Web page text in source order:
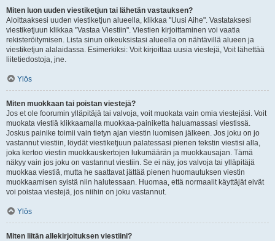
Miten luon uuden viestiketjun tai lähetän vastauksen?
Aloittaaksesi uuden viestiketjun alueella, klikkaa "Uusi Aihe". Vastataksesi
viestiketjuun klikkaa "Vastaa Viestiin". Viestien kirjoittaminen voi vaatia
rekisteröitymisen. Lista sinun oikeuksistasi alueella on nähtävillä alueen ja
viestiketjun alalaidassa. Esimerkiksi: Voit kirjoittaa uusia viestejä, Voit lähettää
liitetiedostoja, jne.
Ylös
Miten muokkaan tai poistan viestejä?
Jos et ole foorumin ylläpitäjä tai valvoja, voit muokata vain omia viestejäsi. Voit
muokata viestiä klikkaamalla muokkaa-painiketta haluamassasi viestissä.
Joskus painike toimii vain tietyn ajan viestin luomisen jälkeen. Jos joku on jo
vastannut viestiin, löydät viestiketjuun palatessasi pienen tekstin viestisi alla,
joka kertoo viestin muokkauskertojen lukumäärän ja muokkausajan. Tämä
näkyy vain jos joku on vastannut viestiin. Se ei näy, jos valvoja tai ylläpitäjä
muokkaa viestiä, mutta he saattavat jättää pienen huomautuksen viestin
muokkaamisen syistä niin halutessaan. Huomaa, että normaalit käyttäjät eivät
voi poistaa viestejä, jos niihin on joku vastannut.
Ylös
Miten liitän allekirjoituksen viestiini?